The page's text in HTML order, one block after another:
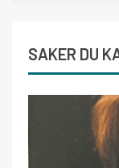
SAKER DU